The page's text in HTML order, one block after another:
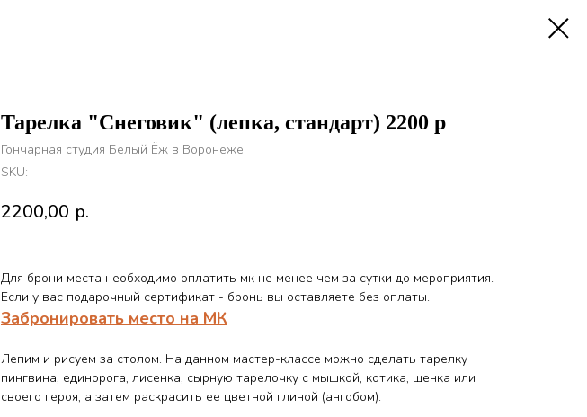
Тарелка "Снеговик" (лепка, стандарт) 2200 р
Гончарная студия Белый Ёж в Воронеже
SKU:
2200,00 р.
Для брони места необходимо оплатить мк не менее чем за сутки до мероприятия.
Если у вас подарочный сертификат - бронь вы оставляете без оплаты.
Забронировать место на МК
Лепим и рисуем за столом. На данном мастер-классе можно сделать тарелку
пингвина, единорога, лисенка, сырную тарелочку с мышкой, котика, щенка или
своего героя, а затем раскрасить ее цветной глиной (ангобом).